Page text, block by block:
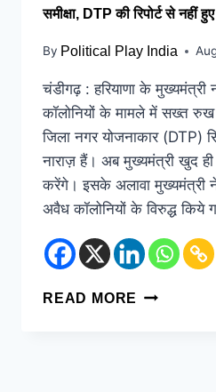
समीक्षा, DTP की रिपोर्ट से नहीं
By Political Play India
चंडीगढ़ : हरियाणा के मुख्यमंत्री
कॉलोनियों के मामले में सख्त रुख
जिला नगर योजनाकार (DTP)
नाराज़ हैं। अब मुख्यमंत्री खुद ही
करेंगे। इसके अलावा मुख्यमंत्री
अवैध कॉलोनियों के विरुद्ध किये
READ MORE